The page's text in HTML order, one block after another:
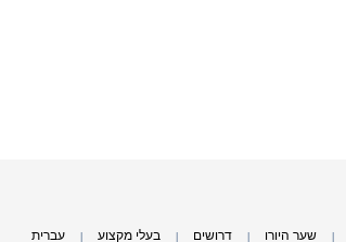
שער היורו דרושים בעלי מקצוע עברית